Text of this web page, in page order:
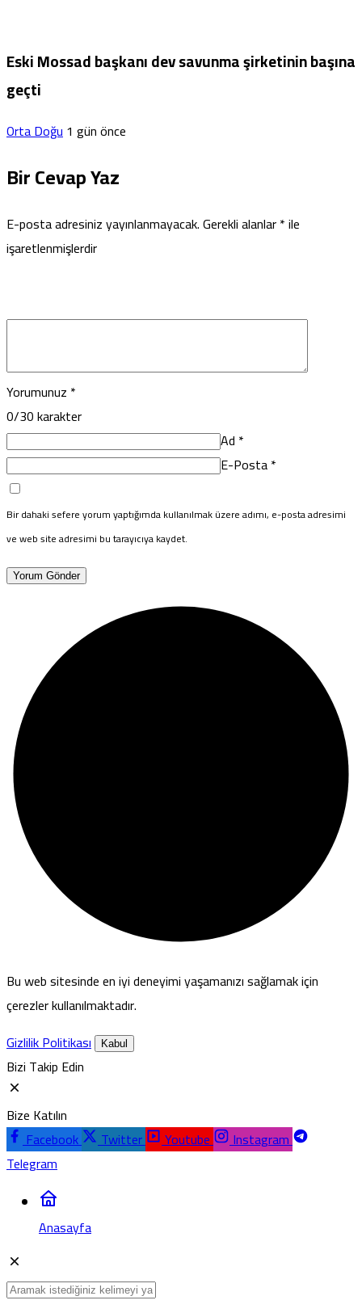
Eski Mossad başkanı dev savunma şirketinin başına
geçti
Orta Doğu1 gün önce
Bir Cevap Yaz
E-posta adresiniz yayınlanmayacak.Gerekli alanlar*ile
işaretlenmişlerdir
Yorumunuz *
0/30 karakter
Ad *
E-Posta*
Bir dahaki sefere yorum yaptığımda kullanılmak üzere adımı, e-posta adresimi
ve web site adresimi bu tarayıcıya kaydet.
Yorum Gönder
Bu web sitesinde en iyi deneyimi yaşamanızı sağlamak için
çerezler kullanılmaktadır.
Gizlilik Politikası
Kabul
Bizi Takip Edin
Bize Katılın
Facebook
Twitter Youtube
Instagram
Telegram
Anasayfa